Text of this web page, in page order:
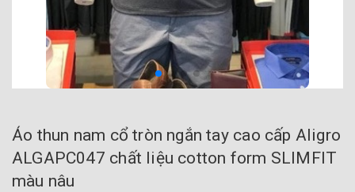
Áo thun nam cổ tròn ngắn tay cao cấp Aligro
ALGAPC047 chất liệu cotton form SLIMFIT
màu nâu